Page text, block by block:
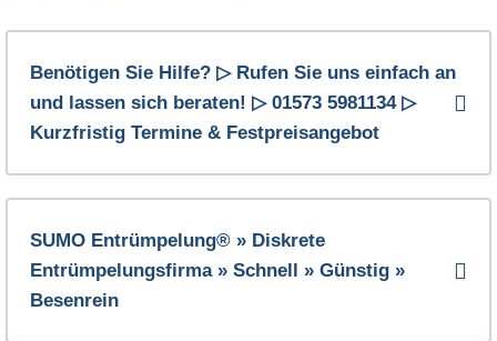
Benötigen Sie Hilfe? ▷ Rufen Sie uns einfach an
und lassen sich beraten! ▷ 01573 5981134 ▷
Kurzfristig Termine & Festpreisangebot
SUMO Entrümpelung® » Diskrete
Entrümpelungsfirma » Schnell » Günstig »
Besenrein